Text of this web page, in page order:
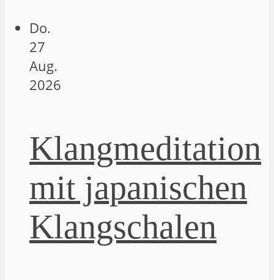
Do.
27
Aug.
2026
Klangmeditation
mit japanischen
Klangschalen